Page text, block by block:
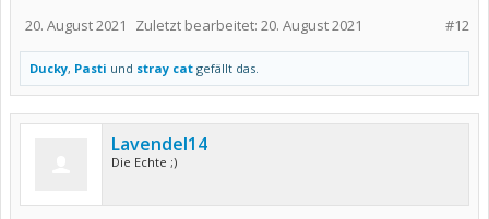
#12
20. August 2021 Zuletzt bearbeitet: 20. August 2021
Ducky, Pasti und stray cat gefällt das.
Lavendel14
Die Echte ;)